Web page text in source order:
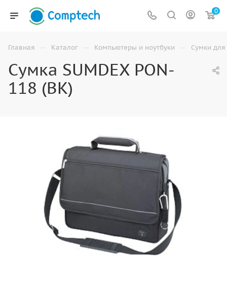
0
Главная — Каталог — Компьютеры и ноутбуки — Сумки для
Сумка SUMDEX PON-
118 (BK)